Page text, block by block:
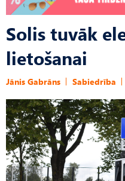
Solis tuvāk
lietošanai
Jānis Gabrāns Sabiedrība